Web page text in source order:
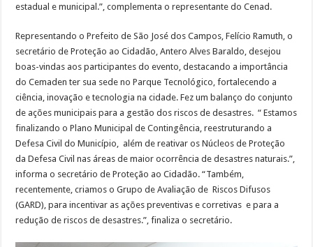
estadual e municipal.”, complementa o representante do Cenad.
Representando o Prefeito de São José dos Campos, Felício Ramuth, o
secretário de Proteção ao Cidadão, Antero Alves Baraldo, desejou
boas-vindas aos participantes do evento, destacando a importância
do Cemaden ter sua sede no Parque Tecnológico, fortalecendo a
ciência, inovação e tecnologia na cidade. Fez um balanço do conjunto
de ações municipais para a gestão dos riscos de desastres. “ Estamos
finalizando o Plano Municipal de Contingência, reestruturando a
Defesa Civil do Município, além de reativar os Núcleos de Proteção
da Defesa Civil nas áreas de maior ocorrência de desastres naturais.”,
informa o secretário de Proteção ao Cidadão. “Também,
recentemente, criamos o Grupo de Avaliação de Riscos Difusos
(GARD), para incentivar as ações preventivas e corretivas e para a
redução de riscos de desastres.”, finaliza o secretário.